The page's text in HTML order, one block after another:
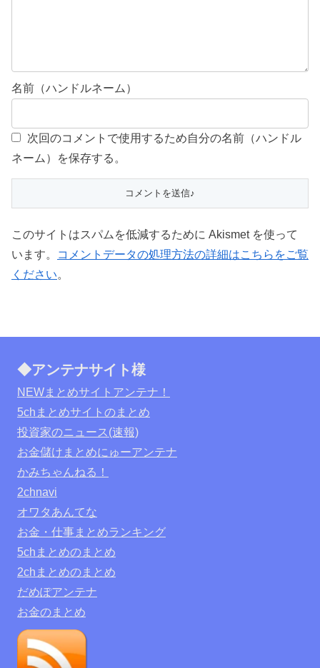
名前（ハンドルネーム）
次回のコメントで使用するため自分の名前（ハンドル
ネーム）を保存する。
このサイトはスパムを低減するために Akismet を使って
います。
コメントデータの処理方法の詳細はこちらをご覧
ください。
◆アンテナサイト様
NEWまとめサイトアンテナ！
5chまとめサイトのまとめ
投資家のニュース(速報)
お金儲けまとめにゅーアンテナ
かみちゃんねる！
2chnavi
オワタあんてな
お金・仕事まとめランキング
5chまとめのまとめ
2chまとめのまとめ
だめぽアンテナ
お金のまとめ